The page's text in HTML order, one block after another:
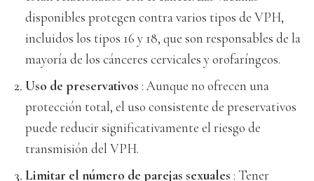
disponibles protegen contra varios tipos de VPH,
incluidos los tipos 16 y 18, que son responsables de la
mayoría de los cánceres cervicales y orofaríngeos.
Uso de preservativos : Aunque no ofrecen una
protección total, el uso consistente de preservativos
puede reducir significativamente el riesgo de
transmisión del VPH.
Limitar el número de parejas sexuales : Tener